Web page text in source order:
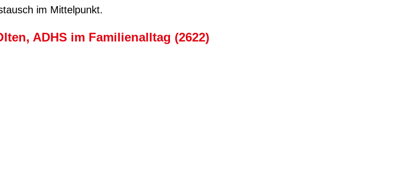
im Mit­telpunkt.
ADHS im Familienalltag (2622)